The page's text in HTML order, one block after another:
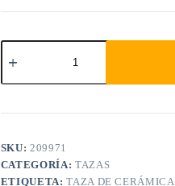
SKU:209971
CATEGORÍA: TAZAS
ETIQUETA:TAZA DE CERÁMICA